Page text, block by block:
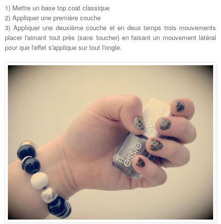
1) Mettre un base top coat classique
2) Appliquer une première couche
3) Appliquer une deuxième couche et en deux temps trois mouvements
placer l'aimant tout près (sans toucher) en faisant un mouvement latéral
pourque l'effet s'applique sur tout l'ongle.